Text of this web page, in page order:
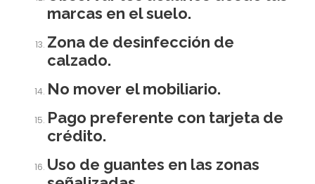
marcas en el suelo.
Zona de desinfección de
calzado.
No mover el mobiliario.
Pago preferente con tarjeta de
crédito.
Uso de guantes en las zonas